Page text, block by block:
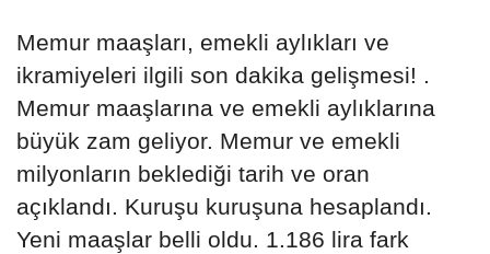
Memur maaşları, emekli aylıkları ve
ikramiyeleri ilgili son dakika gelişmesi! .
Memur maaşlarına ve emekli aylıklarına
büyük zam geliyor. Memur ve emekli
milyonların beklediği tarih ve oran
açıklandı. Kuruşu kuruşuna hesaplandı.
Yeni maaşlar belli oldu. 1.186 lira fark